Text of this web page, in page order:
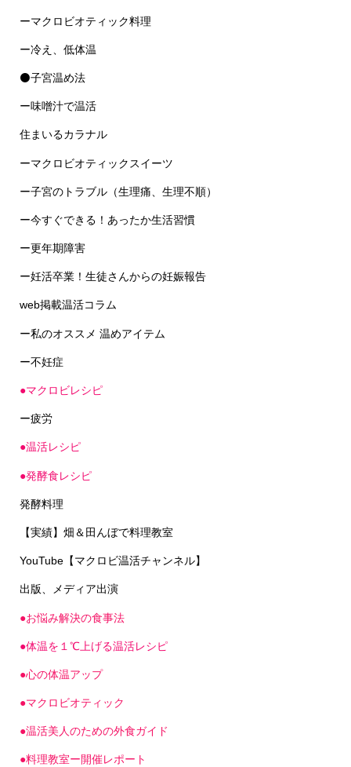
ーマクロビオティック料理
ー冷え、低体温
⚫子宮温め法
ー味噌汁で温活
住まいるカラナル
ーマクロビオティックスイーツ
ー子宮のトラブル（生理痛、生理不順）
ー今すぐできる！あったか生活習慣
ー更年期障害
ー妊活卒業！生徒さんからの妊娠報告
web掲載温活コラム
ー私のオススメ 温めアイテム
ー不妊症
●マクロビレシピ
ー疲労
●温活レシピ
●発酵食レシピ
発酵料理
【実績】畑＆田んぼで料理教室
YouTube【マクロビ温活チャンネル】
出版、メディア出演
●お悩み解決の食事法
●体温を１℃上げる温活レシピ
●心の体温アップ
●マクロビオティック
●温活美人のための外食ガイド
●料理教室ー開催レポート